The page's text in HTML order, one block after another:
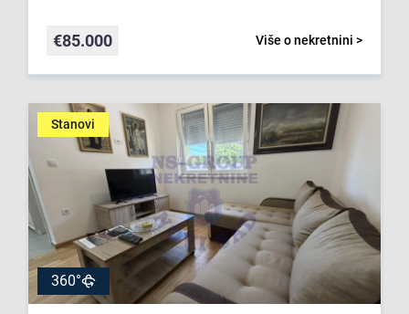
Više o nekretnini >
€85.000
Stanovi
360°